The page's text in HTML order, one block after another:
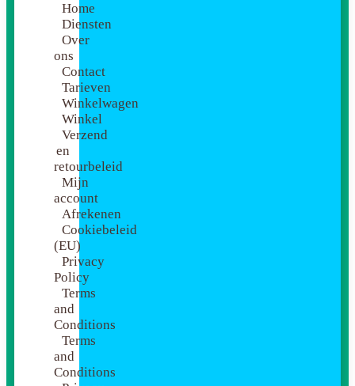
Home
Diensten
Over
ons
Contact
Tarieven
Winkelwagen
Winkel
Verzend
en
retourbeleid
Mijn
account
Afrekenen
Cookiebeleid
(EU)
Privacy
Policy
Terms
and
Conditions
Terms
and
Conditions